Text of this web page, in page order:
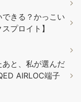
できる？かっこい
プロイト】
と、私が選んだ
AIRLOC端子